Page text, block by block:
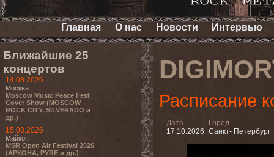
Главная О нас Новости Интервью
Ближайшие 25
концертов
14.08.2026
Москва
Moscow Music Peace Fest
Cover Show (MOSCOW
ROCK CITY, SILVERADO и
др.)
15.08.2026
Майкоп
MSR Open Air Festival 2026
(АРКОНА, PYRE и др.)
Расписание
Дата
17.10.2026
Город
Санкт- Петербург